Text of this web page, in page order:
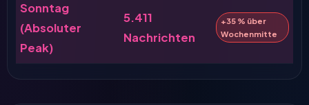
Sonntag
(Absoluter
Peak)
5.411
Nachrichten
+35 % über
Wochenmitte